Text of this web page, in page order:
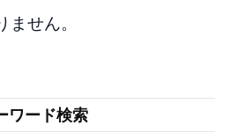
せん。
ワード検索